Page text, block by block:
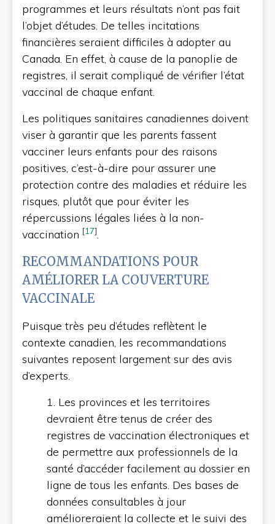
programmes et leurs résultats n’ont pas fait
l’objet d’études. De telles incitations
financières seraient difficiles à adopter au
Canada. En effet, à cause de la panoplie de
registres, il serait compliqué de vérifier l’état
vaccinal de chaque enfant.
Les politiques sanitaires canadiennes doivent
viser à garantir que les parents fassent
vacciner leurs enfants pour des raisons
positives, c’est-à-dire pour assurer une
protection contre des maladies et réduire les
risques, plutôt que pour éviter les
répercussions légales liées à la non-
vaccination [17].
RECOMMANDATIONS POUR
AMÉLIORER LA COUVERTURE
VACCINALE
Puisque très peu d’études reflètent le
contexte canadien, les recommandations
suivantes reposent largement sur des avis
d’experts.
1. Les provinces et les territoires
devraient être tenus de créer des
registres de vaccination électroniques et
de permettre aux professionnels de la
santé d’accéder facilement au dossier en
ligne de tous les enfants. Des bases de
données consultables à jour
amélioreraient la collecte et le suivi des